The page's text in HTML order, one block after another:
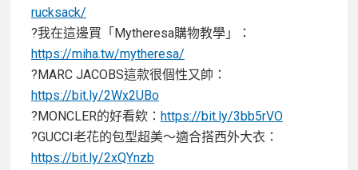
rucksack/
?我在這邊買「Mytheresa購物教學」：
https://miha.tw/mytheresa/
?MARC JACOBS這款很個性又帥：
https://bit.ly/2Wx2UBo
?MONCLER的好看欸： https://bit.ly/3bb5rVO
?GUCCI老花的包型超美～適合搭西外大衣：
https://bit.ly/2xQYnzb